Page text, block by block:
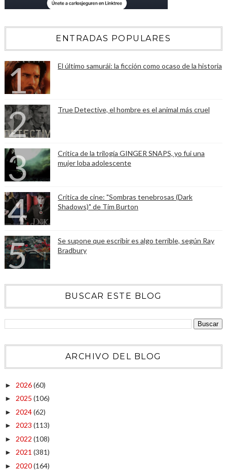
ENTRADAS POPULARES
El último samurái: la ficción como ocaso de la historia
True Detective, el hombre es el animal más cruel
Crítica de la trilogía GINGER SNAPS, yo fui una
mujer loba adolescente
Crítica de cine: "Sombras tenebrosas (Dark
Shadows)" de Tim Burton
Se supone que escribir es algo terrible, según Ray
Bradbury
BUSCAR ESTE BLOG
ARCHIVO DEL BLOG
► 2026(60)
► 2025 (106)
► 2024(62)
► 2023 (113)
► 2022 (108)
► 2021 (381)
► 2020(164)